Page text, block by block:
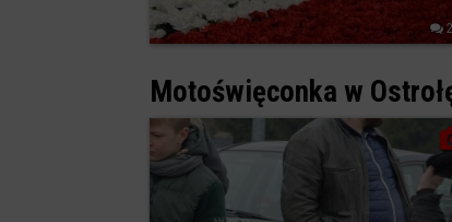
Motoświęconka w